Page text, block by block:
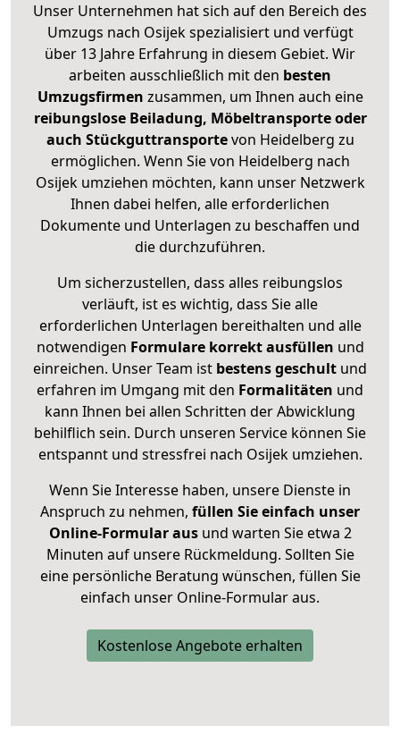
Unser Unternehmen hat sich auf den Bereich des
Umzugs nach Osijek spezialisiert und verfügt
über 13 Jahre Erfahrung in diesem Gebiet. Wir
arbeiten ausschließlich mit den besten
Umzugsfirmen zusammen, um Ihnen auch eine
reibungslose Beiladung, Möbeltransporte oder
auch Stückguttransportevon Heidelberg zu
ermöglichen. Wenn Sie von Heidelberg nach
Osijek umziehen möchten, kann unser Netzwerk
Ihnen dabei helfen, alle erforderlichen
Dokumente und Unterlagen zu beschaffen und
die durchzuführen.
Um sicherzustellen, dass alles reibungslos
verläuft, ist es wichtig, dass Sie alle
erforderlichen Unterlagen bereithalten und alle
notwendigen Formulare korrekt ausfüllen und
einreichen. Unser Team ist bestens geschult und
erfahren im Umgang mit den Formalitäten und
kann Ihnen bei allen Schritten der Abwicklung
behilflich sein. Durch unseren Service können Sie
entspannt und stressfrei nach Osijek umziehen.
Wenn Sie Interesse haben, unsere Dienste in
Anspruch zu nehmen, füllen Sie einfach unser
Online-Formular ausund warten Sie etwa 2
Minuten auf unsere Rückmeldung. Sollten Sie
eine persönliche Beratung wünschen, füllen Sie
einfach unser Online-Formular aus.
Kostenlose Angebote erhalten